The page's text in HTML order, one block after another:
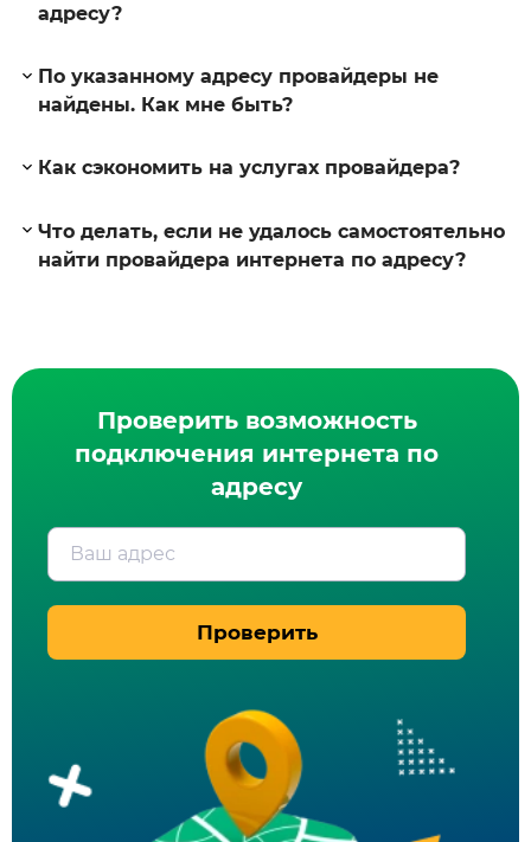
адресу?
По указанному адресу провайдеры не
найдены. Как мне быть?
Как сэкономить на услугах провайдера?
Что делать, если не удалось самостоятельно
найти провайдера интернета по адресу?
Проверить возможность
подключения интернета по
адресу
Ваш адрес
Проверить